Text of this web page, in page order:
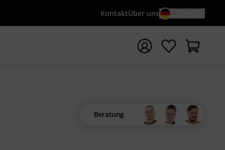
KontaktÜber uns
mit Suchwort {searchTerm} starten
Beratung